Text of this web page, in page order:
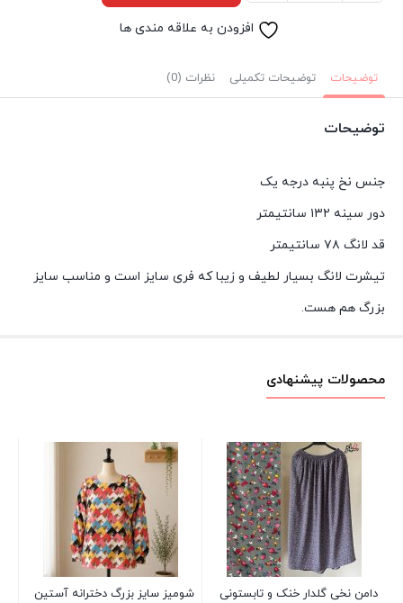
دو
عدد
افزودن به علاقه مندی ها
توضیحات توضیحات تکمیلی نظرات (0)
توضیحات
جنس نخ پنبه درجه یک
دور سینه ۱۳۲ سانتیمتر
قد لانگ ۷۸ سانتیمتر
تیشرت لانگ بسیار لطیف و زیبا که فری سایز است و مناسب سایز
بزرگ هم هست.
محصولات پیشنهادی
دامن نخی گلدار خنک و تابستونی
شومیز سایز بزرگ دخترانه آستین